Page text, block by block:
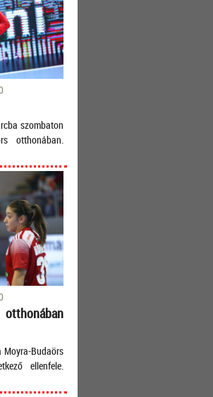
szombaton
otthonában.
Moyra-Budaörs
ellenfele.